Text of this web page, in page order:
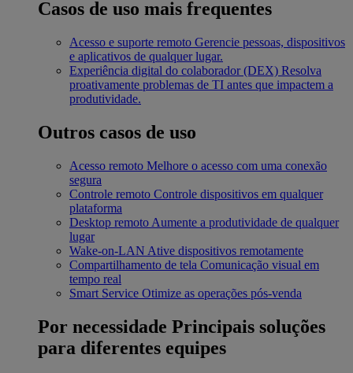
Casos de uso mais frequentes
Acesso e suporte remoto Gerencie pessoas, dispositivos
e aplicativos de qualquer lugar.
Experiência digital do colaborador (DEX) Resolva
proativamente problemas de TI antes que impactem a
produtividade.
Outros casos de uso
Acesso remoto Melhore o acesso com uma conexão
segura
Controle remoto Controle dispositivos em qualquer
plataforma
Desktop remoto Aumente a produtividade de qualquer
lugar
Wake-on-LAN Ative dispositivos remotamente
Compartilhamento de tela Comunicação visual em
tempo real
Smart Service Otimize as operações pós-venda
Por necessidade Principais soluções
para diferentes equipes